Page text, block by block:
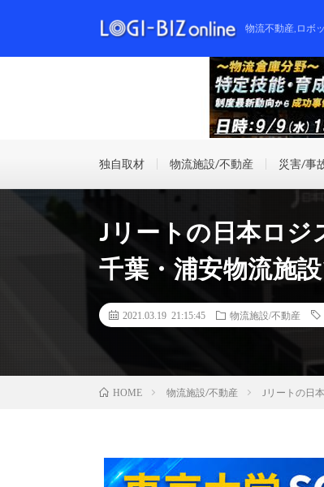
物流不動産,ロボ
独自取材 物流施設/不動産 災害/事
Jリートの日本ロジ
千葉・浦安物流施
2021.03.19 21:15:45 物流施設/不動産
HOME 物流施設/不動産 Jリートの日